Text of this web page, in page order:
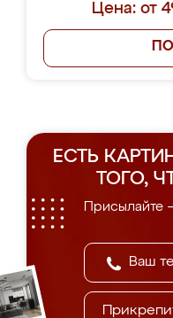
Цена: от
ЕСТЬ
ТОГО,
Присылайте